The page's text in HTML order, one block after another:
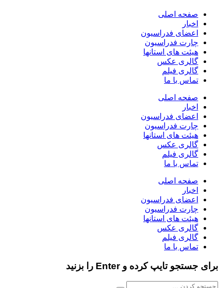
صفحه اصلی
اخبار
اعضای فدراسیون
چارت فدراسیون
هیئت های استانها
گالری عکس
گالری فیلم
تماس با ما
صفحه اصلی
اخبار
اعضای فدراسیون
چارت فدراسیون
هیئت های استانها
گالری عکس
گالری فیلم
تماس با ما
صفحه اصلی
اخبار
اعضای فدراسیون
چارت فدراسیون
هیئت های استانها
گالری عکس
گالری فیلم
تماس با ما
برای جستجو تایپ کرده و Enter را بزنید